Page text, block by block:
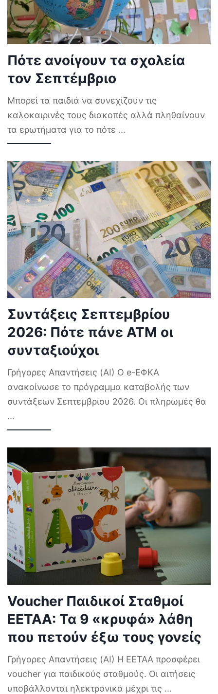
Πότε ανοίγουν τα σχολεία
τον Σεπτέμβριο
Μπορεί τα παιδιά να συνεχίζουν τις
καλοκαιρινές τους διακοπές αλλά πληθαίνουν
τα ερωτήματα για το πότε ...
Συντάξεις Σεπτεμβρίου
2026: Πότε πάνε ΑΤΜ οι
συνταξιούχοι
Γρήγορες Απαντήσεις (AI) Ο e-ΕΦΚΑ
ανακοίνωσε το πρόγραμμα καταβολής των
συντάξεων Σεπτεμβρίου 2026. Οι πληρωμές θα
...
Voucher Παιδικοί Σταθμοί
ΕΕΤΑΑ: Τα 9 «κρυφά» λάθη
που πετούν έξω τους γονείς
Γρήγορες Απαντήσεις (AI) Η ΕΕΤΑΑ προσφέρει
voucher για παιδικούς σταθμούς. Οι αιτήσεις
υποβάλλονται ηλεκτρονικά μέχρι τις ...